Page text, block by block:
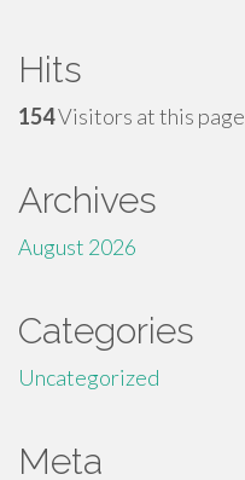
Hits
154Visitors at this page
Archives
August 2026
Categories
Uncategorized
Meta